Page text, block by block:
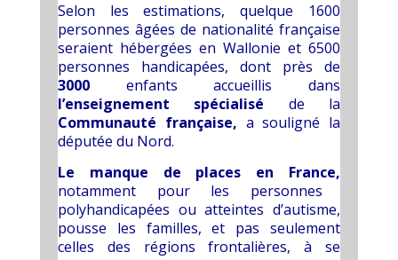
Selon les estimations, quelque 1600
personnes âgées de nationalité française
seraient hébergées en Wallonie et 6500
personnes handicapées, dont près de
3000 enfants accueillis dans
l’enseignement spécialisé de la
Communauté française, a souligné la
députée du Nord.
Le manque de places en France,
notamment pour les personnes
polyhandicapées ou atteintes d’autisme,
pousse les familles, et pas seulement
celles des régions frontalières, à se